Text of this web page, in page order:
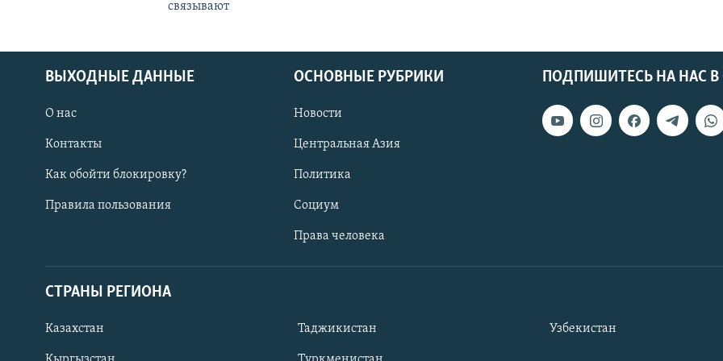
связывают
ПОДПИШИТЕСЬ НА НАС В
ВЫХОДНЫЕ ДАННЫЕ
О нас
Контакты
Как обойти блокировку?
Правила пользования
ОСНОВНЫЕ РУБРИКИ
Новости
Центральная Азия
Политика
Социум
Права человека
СТРАНЫ РЕГИОНА
Казахстан Таджикистан Узбекистан